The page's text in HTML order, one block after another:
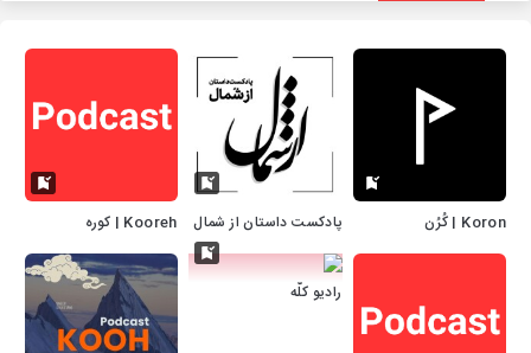
Koron | کُرُن پادکست داستان از شمال Kooreh | کوره
رادیو کلّه